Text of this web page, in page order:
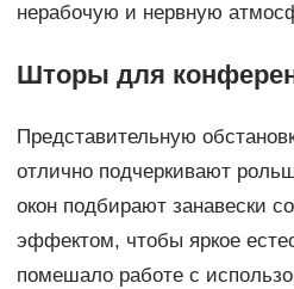
нерабочую и нервную
Шторы для
Представительную
отлично подчеркивают
окон подбирают занавески
эффектом, чтобы яркое
помешало работе с